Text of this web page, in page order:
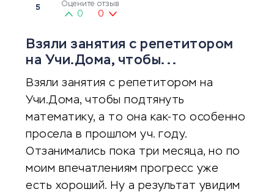
5 Оцените отзыв
0 0
Взяли занятия с репетитором
на Учи.Дома, чтобы...
Взяли занятия с репетитором на
Учи.Дома, чтобы подтянуть
математику, а то она как-то особенно
просела в прошлом уч. году.
Отзанимались пока три месяца, но по
моим впечатлениям прогресс уже
есть хороший. Ну а результат увидим